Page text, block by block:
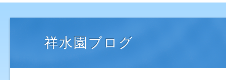
祥水園ブログ